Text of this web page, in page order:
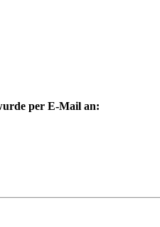
per E-Mail an: